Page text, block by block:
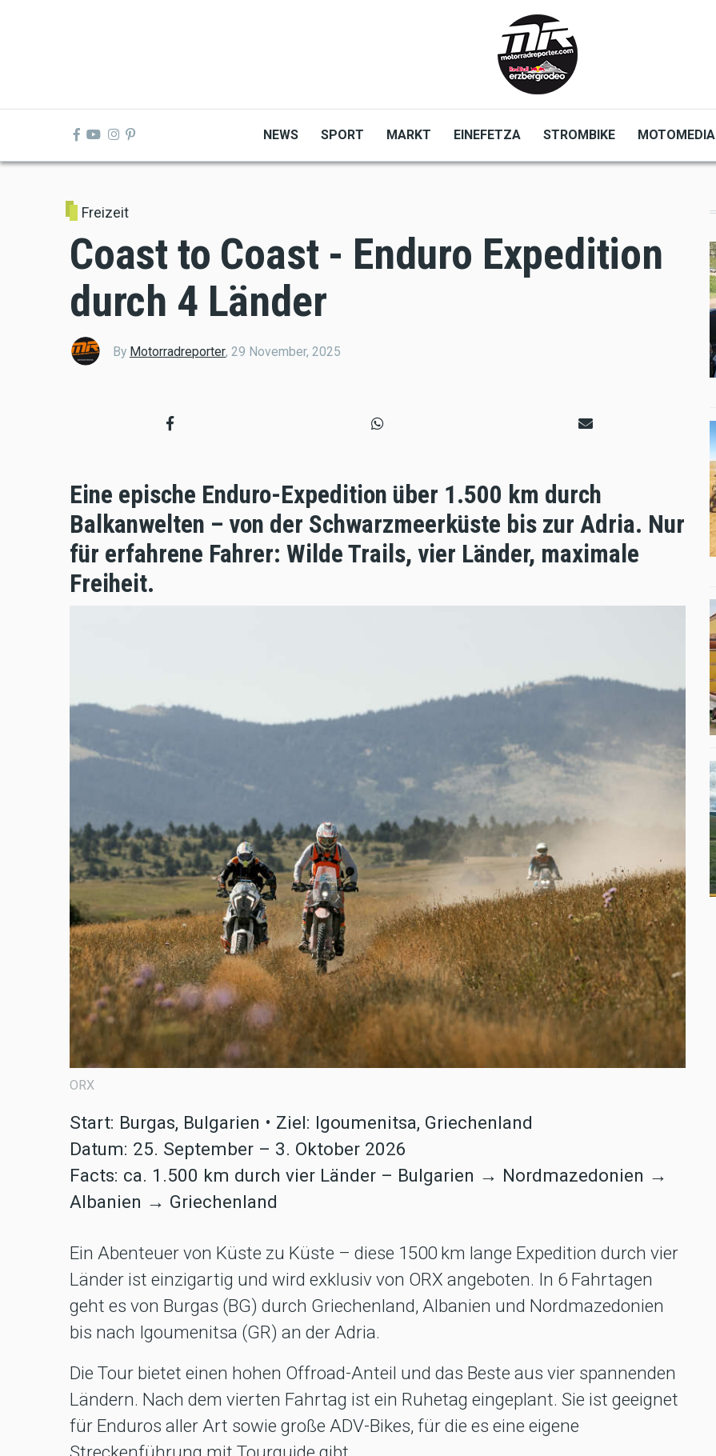
NEWS SPORT MARKT EINEFETZA STROMBIKE MOTOMEDIA
Freizeit
Coast to Coast - Enduro Expedition
durch 4 Länder
By Motorradreporter, 29 November, 2025
Eine epische Enduro-Expedition über 1.500 km durch
Balkanwelten – von der Schwarzmeer­küste bis zur Adria. Nur
für erfahrene Fahrer: Wilde Trails, vier Länder, maximale
Freiheit.
ORX
Start: Burgas, Bulgarien • Ziel: Igoumenitsa, Griechenland
Datum: 25. September – 3. Oktober 2026
Facts: ca. 1.500 km durch vier Länder – Bulgarien → Nordmazedonien →
Albanien → Griechenland
Ein Abenteuer von Küste zu Küste – diese 1500 km lange Expedition durch vier
Länder ist einzigartig und wird exklusiv von ORX angeboten. In 6 Fahrtagen
geht es von Burgas (BG) durch Griechenland, Albanien und Nordmazedonien
bis nach Igoumenitsa (GR) an der Adria.
Die Tour bietet einen hohen Offroad-Anteil und das Beste aus vier spannenden
Ländern. Nach dem vierten Fahrtag ist ein Ruhetag eingeplant. Sie ist geeignet
für Enduros aller Art sowie große ADV-Bikes, für die es eine eigene